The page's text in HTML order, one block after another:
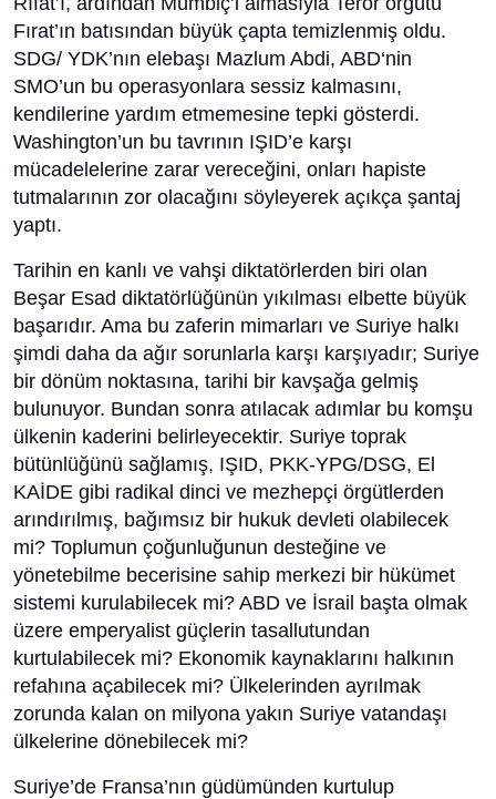
Fırat’ın batısından büyük çapta temizlenmiş oldu.
SDG/ YDK’nın elebaşı Mazlum Abdi, ABD‘nin
SMO’un bu operasyonlara sessiz kalmasını,
kendilerine yardım etmemesine tepki gösterdi.
Washington’un bu tavrının IŞID’e karşı
mücadelelerine zarar vereceğini, onları hapiste
tutmalarının zor olacağını söyleyerek açıkça şantaj
yaptı.
Tarihin en kanlı ve vahşi diktatörlerden biri olan
Beşar Esad diktatörlüğünün yıkılması elbette büyük
başarıdır. Ama bu zaferin mimarları ve Suriye halkı
şimdi daha da ağır sorunlarla karşı karşıyadır; Suriye
bir dönüm noktasına, tarihi bir kavşağa gelmiş
bulunuyor. Bundan sonra atılacak adımlar bu komşu
ülkenin kaderini belirleyecektir. Suriye toprak
bütünlüğünü sağlamış, IŞID, PKK-YPG/DSG, El
KAİDE gibi radikal dinci ve mezhepçi örgütlerden
arındırılmış, bağımsız bir hukuk devleti olabilecek
mi? Toplumun çoğunluğunun desteğine ve
yönetebilme becerisine sahip merkezi bir hükümet
sistemi kurulabilecek mi? ABD ve İsrail başta olmak
üzere emperyalist güçlerin tasallutundan
kurtulabilecek mi? Ekonomik kaynaklarını halkının
refahına açabilecek mi? Ülkelerinden ayrılmak
zorunda kalan on milyona yakın Suriye vatandaşı
ülkelerine dönebilecek mi?
Suriye’de Fransa’nın güdümünden kurtulup